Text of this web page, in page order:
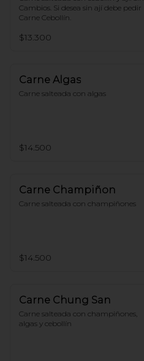
Cambios. Si desea sin ají debe pedir
Carne Cebollín.
$13.300
Carne Algas
Carne salteada con algas
$14.500
Carne Champiñon
Carne salteada con champiñones
$14.500
Carne Chung San
Carne salteada con champiñones,
algas y cebollín